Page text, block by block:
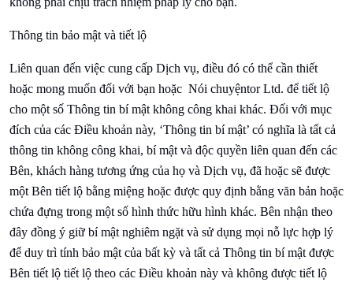
Thông tin bảo mật và tiết lộ
Liên quan đến việc cung cấp Dịch vụ, điều đó có thể cần thiết
hoặc mong muốn đối với bạn hoặc Nói chuyệntor Ltd. để tiết lộ
cho một số Thông tin bí mật không công khai khác. Đối với mục
đích của các Điều khoản này, ‘Thông tin bí mật’ có nghĩa là tất cả
thông tin không công khai, bí mật và độc quyền liên quan đến các
Bên, khách hàng tương ứng của họ và Dịch vụ, đã hoặc sẽ được
một Bên tiết lộ bằng miệng hoặc được quy định bằng văn bản hoặc
chứa đựng trong một số hình thức hữu hình khác. Bên nhận theo
đây đồng ý giữ bí mật nghiêm ngặt và sử dụng mọi nỗ lực hợp lý
để duy trì tính bảo mật của bất kỳ và tất cả Thông tin bí mật được
Bên tiết lộ tiết lộ theo các Điều khoản này và không được tiết lộ